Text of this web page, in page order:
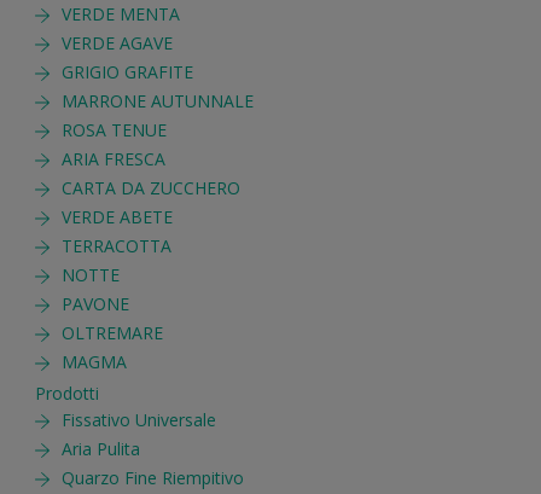
VERDE MENTA
VERDE AGAVE
GRIGIO GRAFITE
MARRONE AUTUNNALE
ROSA TENUE
ARIA FRESCA
CARTA DA ZUCCHERO
VERDE ABETE
TERRACOTTA
NOTTE
PAVONE
OLTREMARE
MAGMA
Prodotti
Fissativo Universale
Aria Pulita
Quarzo Fine Riempitivo